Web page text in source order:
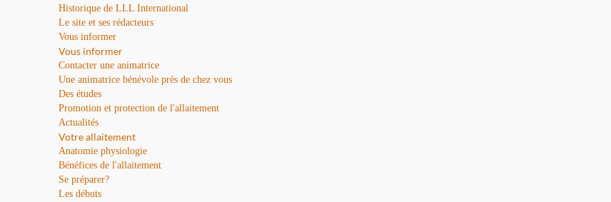
Historique de LLL International
Le site et ses rédacteurs
Vous informer
Vous informer
Contacter une animatrice
Une animatrice bénévole près de chez vous
Des études
Promotion et protection de l'allaitement
Actualités
Votre allaitement
Anatomie physiologie
Bénéfices de l'allaitement
Se préparer?
Les débuts